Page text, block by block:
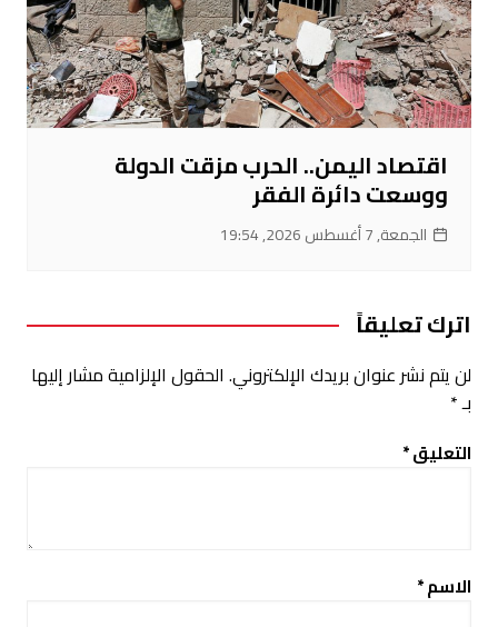
اقتصاد اليمن.. الحرب مزقت الدولة
ووسعت دائرة الفقر
الجمعة, 7 أغسطس 2026, 19:54
اترك تعليقاً
لن يتم نشر عنوان بريدك الإلكتروني. الحقول الإلزامية مشار إليها
بـ*
التعليق*
الاسم*